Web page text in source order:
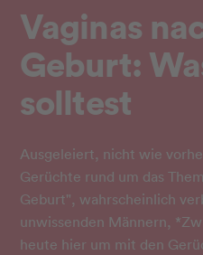
Vaginas
Geburt:
solltest
Ausgeleiert, nicht wie
Gerüchte rund um das
Geburt", wahrscheinlich
unwissenden Männern,
heute hier um mit den